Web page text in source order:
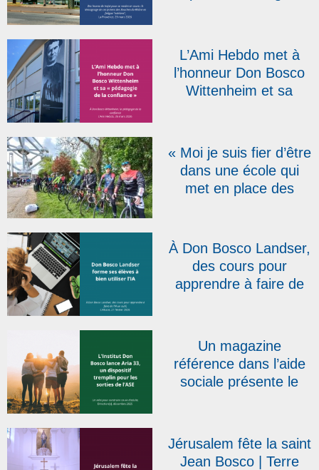
La Provence
L’Ami Hebdo met à
l’honneur Don Bosco
Wittenheim et sa
« Moi je suis fier d’être
dans une école qui
met en place des
le Don Bosco Tour qui
s’élancera le 20 avril
À Don Bosco Landser,
des cours pour
apprendre à faire de
Un magazine
référence dans l’aide
sociale présente le
Jérusalem fête la saint
Jean Bosco | Terre